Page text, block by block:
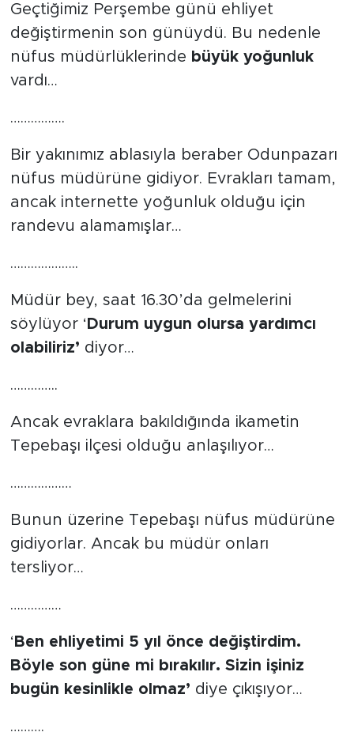
Geçtiğimiz Perşembe günü ehliyet
değiştirmenin son günüydü. Bu nedenle
nüfus müdürlüklerinde büyük yoğunluk
vardı…
…………….
Bir yakınımız ablasıyla beraber Odunpazarı
nüfus müdürüne gidiyor. Evrakları tamam,
ancak internette yoğunluk olduğu için
randevu alamamışlar…
………………..
Müdür bey, saat 16.30’da gelmelerini
söylüyor ‘ Durum uygun olursa yardımcı
olabiliriz’ diyor…
…………..
Ancak evraklara bakıldığında ikametin
Tepebaşı ilçesi olduğu anlaşılıyor…
………………
Bunun üzerine Tepebaşı nüfus müdürüne
gidiyorlar. Ancak bu müdür onları
tersliyor…
……………
‘ Ben ehliyetimi 5 yıl önce değiştirdim.
Böyle son güne mi bırakılır. Sizin işiniz
bugün kesinlikle olmaz’ diye çıkışıyor…
……….